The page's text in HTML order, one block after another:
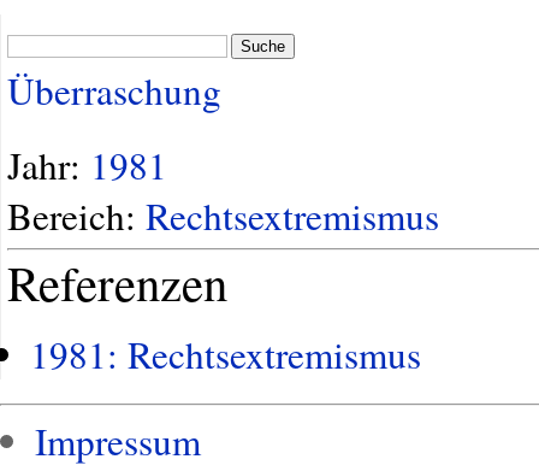
Suche
Überraschung
Jahr: 1981
Bereich: Rechtsextremismus
Referenzen
1981: Rechtsextremismus
Impressum